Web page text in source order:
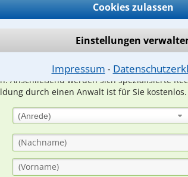
Cookies zulassen
Einstellungen
Impressum ⁃
Anschließend werden sich spezialisierte
durch einen Anwalt ist für Sie kostenlos.
(Anrede)